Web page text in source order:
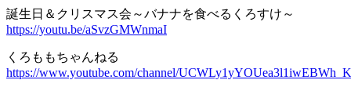
誕生日＆クリスマス会～バナナを食べるくろすけ～
https://youtu.be/aSvzGMWnmaI
くろももちゃんねる
https://www.youtube.com/channel/